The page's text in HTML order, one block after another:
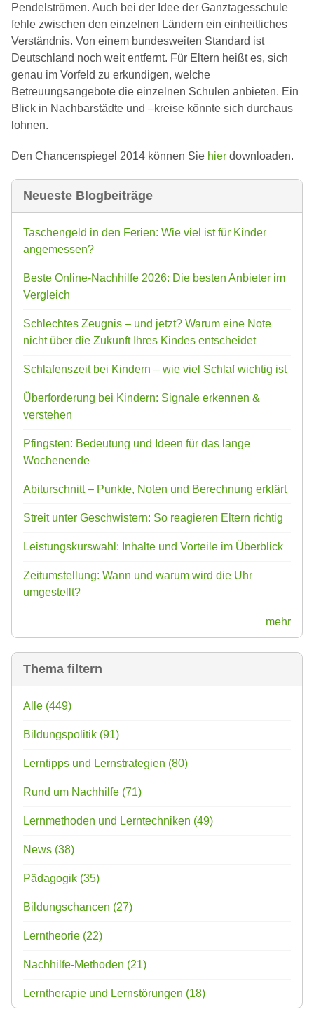
Pendelströmen. Auch bei der Idee der Ganztagesschule
fehle zwischen den einzelnen Ländern ein einheitliches
Verständnis. Von einem bundesweiten Standard ist
Deutschland noch weit entfernt. Für Eltern heißt es, sich
genau im Vorfeld zu erkundigen, welche
Betreuungsangebote die einzelnen Schulen anbieten. Ein
Blick in Nachbarstädte und –kreise könnte sich durchaus
lohnen.
Den Chancenspiegel 2014 können Sie hier downloaden.
Neueste Blogbeiträge
Taschengeld in den Ferien: Wie viel ist für Kinder
angemessen?
Beste Online-Nachhilfe 2026: Die besten Anbieter im
Vergleich
Schlechtes Zeugnis – und jetzt? Warum eine Note
nicht über die Zukunft Ihres Kindes entscheidet
Schlafenszeit bei Kindern – wie viel Schlaf wichtig ist
Überforderung bei Kindern: Signale erkennen &
verstehen
Pfingsten: Bedeutung und Ideen für das lange
Wochenende
Abiturschnitt – Punkte, Noten und Berechnung erklärt
Streit unter Geschwistern: So reagieren Eltern richtig
Leistungskurswahl: Inhalte und Vorteile im Überblick
Zeitumstellung: Wann und warum wird die Uhr
umgestellt?
mehr
Thema filtern
Alle (449)
Bildungspolitik (91)
Lerntipps und Lernstrategien (80)
Rund um Nachhilfe (71)
Lernmethoden und Lerntechniken (49)
News (38)
Pädagogik (35)
Bildungschancen (27)
Lerntheorie (22)
Nachhilfe-Methoden (21)
Lerntherapie und Lernstörungen (18)